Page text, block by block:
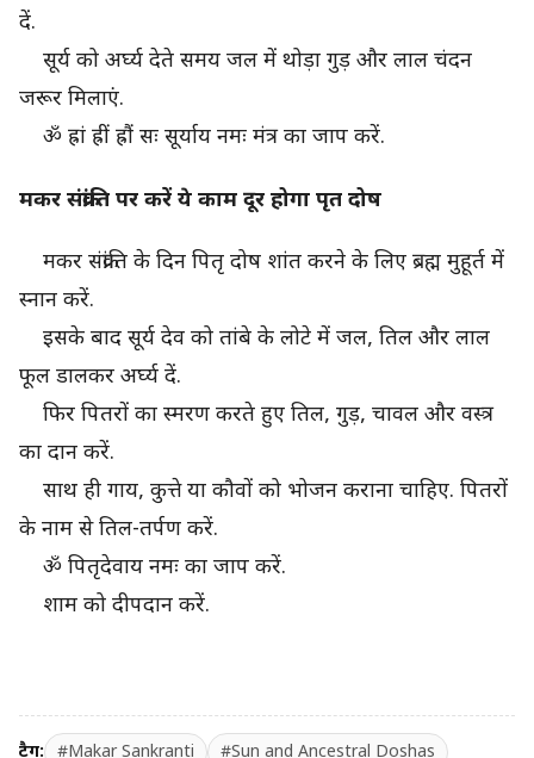
दें.
सूर्य को अर्घ्य देते समय जल में थोड़ा गुड़ और लाल चंदन
जरूर मिलाएं.
ॐ ह्रां ह्रीं ह्रौं सः सूर्याय नमः मंत्र का जाप करें.
मकर संक्रांति पर करें ये काम दूर होगा पृत दोष
मकर संक्रांति के दिन पितृ दोष शांत करने के लिए ब्रह्म मुहूर्त में
स्नान करें.
इसके बाद सूर्य देव को तांबे के लोटे में जल, तिल और लाल
फूल डालकर अर्घ्य दें.
फिर पितरों का स्मरण करते हुए तिल, गुड़, चावल और वस्त्र
का दान करें.
साथ ही गाय, कुत्ते या कौवों को भोजन कराना चाहिए. पितरों
के नाम से तिल-तर्पण करें.
ॐ पितृदेवाय नमः का जाप करें.
शाम को दीपदान करें.
टैग: #Makar Sankranti #Sun and Ancestral Doshas